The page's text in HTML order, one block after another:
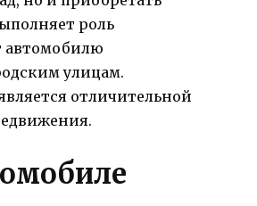
роль
автомобилю
улицам.
отличительной